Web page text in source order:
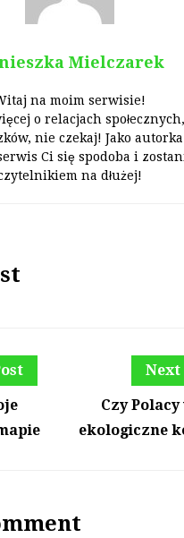
Mielczarek
na moim serwisie!
o relacjach
nie czekaj! Jako autorka
Ci się spodoba i
na dłużej!
Next
Czy
ekologiczne